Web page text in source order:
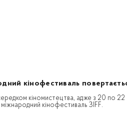
кінофестиваль
кіномистецтва, адже з 20 по 22
кінофестиваль ЗIFF.